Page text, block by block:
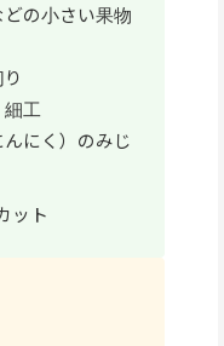
の小さい果物
細工
にく）のみじ
ット